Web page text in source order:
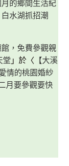
的鄉間生活紀
白水湖抓招潮
，免費參觀親
堂 」於〈 【大溪
情的桃園婚紗
月要參觀要快